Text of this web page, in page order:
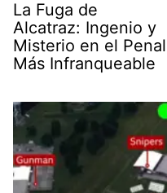
La Fuga de
Alcatraz: Ingenio y
Misterio en el Penal
Más Infranqueable